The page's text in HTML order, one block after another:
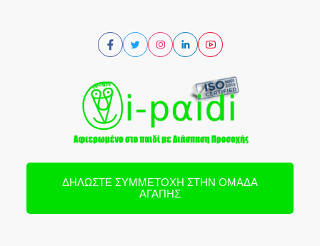
ΔΗΛΏΣΤΕ ΣΥΜΜΕΤΟΧΉ ΣΤΗΝ ΟΜΆΔΑ
ΑΓΆΠΗΣ